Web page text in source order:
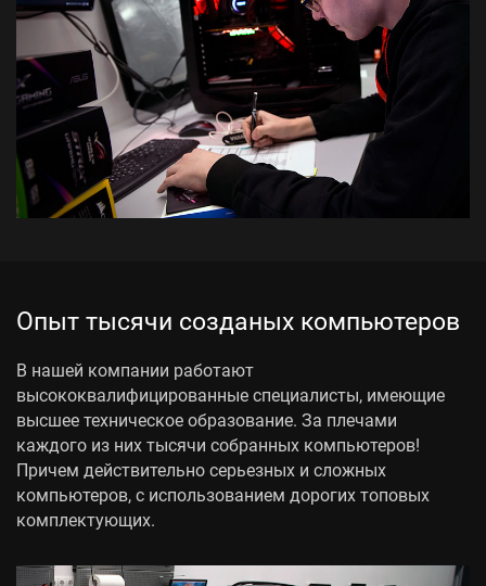
Опыт тысячи созданых компьютеров
В нашей компании работают
высококвалифицированные специалисты, имеющие
высшее техническое образование. За плечами
каждого из них тысячи собранных компьютеров!
Причем действительно серьезных и сложных
компьютеров, с использованием дорогих топовых
комплектующих.